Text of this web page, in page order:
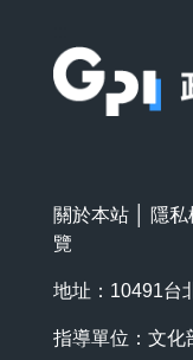
關於本站 隱
覽
地址：10491台
指導單位：文化